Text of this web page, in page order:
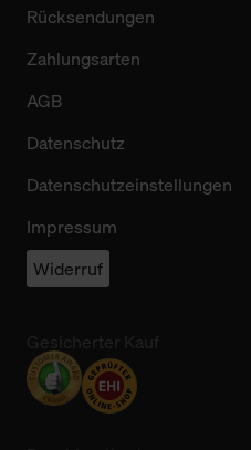
Rücksendungen
Zahlungsarten
AGB
Datenschutz
Datenschutzeinstellungen
Impressum
Widerruf